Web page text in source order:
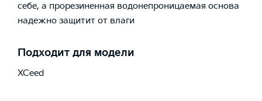
себе, а прорезиненная водонепроницаемая основа
надежно защитит от влаги
Подходит для модели
XCeed